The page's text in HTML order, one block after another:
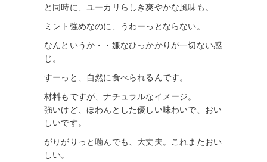
と同時に、ユーカリらしき爽やかな風味も。
ミント強めなのに、うわーっとならない。
なんというか・・嫌なひっかかりが一切ない感
じ。
すーっと、自然に食べられるんです。
材料もですが、ナチュラルなイメージ。
強いけど、ほわんとした優しい味わいで、おい
しいです。
がりがりっと噛んでも、大丈夫。これまたおい
しい。